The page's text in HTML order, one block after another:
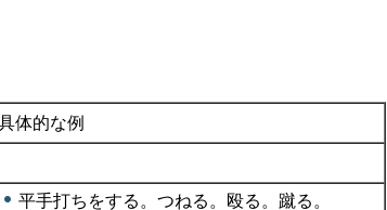
体的な例
平手打ちをする。つねる。殴る。蹴る。